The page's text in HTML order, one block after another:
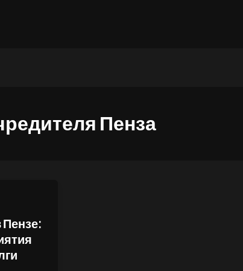
Пенза
Пензе: